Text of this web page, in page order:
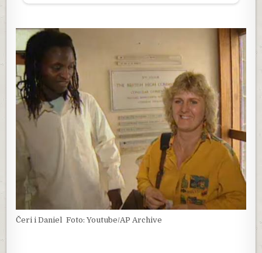
Čeri i DanielFoto: Youtube/AP Archive